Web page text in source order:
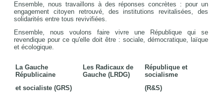
Ensemble, nous travaillons à des réponses concrètes : pour un
engagement citoyen retrouvé, des institutions revitalisées, des
solidarités entre tous revivifiées.
Ensemble, nous voulons faire vivre une République qui se
revendique pour ce qu'elle doit être : sociale, démocratique, laïque
et écologique.
La Gauche
Républicaine
et socialiste (GRS)
Les Radicaux de
Gauche (LRDG)
République et
socialisme
(R&S)